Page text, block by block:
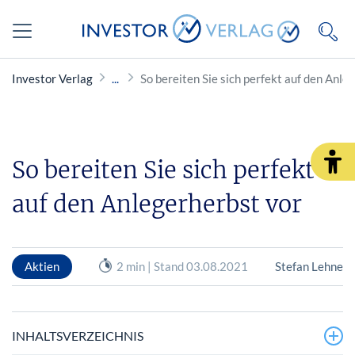
Investor Verlag So bereiten Sie sich perfekt auf den
So bereiten Sie sich perfekt
auf den Anlegerherbst vor
Aktien 2 min | Stand 03.08.2021 Stefan Lehne
INHALTSVERZEICHNIS